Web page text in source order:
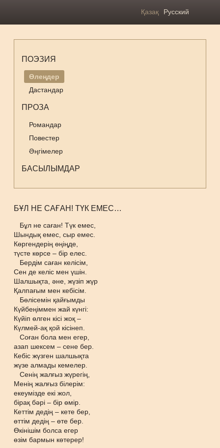
Қазақ Русский
ПОЭЗИЯ
Өлеңдер
Дастандар
ПРОЗА
Романдар
Повестер
Әңгімелер
БАСЫЛЫМДАР
БҰЛ НЕ САҒАН! ТҮК ЕМЕС…
Бұл не саған! Түк емес,
Шындық емес, сыр емес.
Көргендерің өңіңде,
түсте көрсе – бір елес.
Бердім саған келісім,
Сен де келіс мен үшін.
Шалшықта, әне, жүзіп жүр
Қалпағым мен кебісім.
Бөлісемін қайғымды
Күйбеңіммен жай күнгі:
Күйіп өлген кісі жоқ –
Күлмей-ақ қой кісінеп.
Соған бола мен егер,
азап шексем – сене бер.
Кебіс жүзген шалшықта
жүзе алмады кемелер.
Сенің жалғыз жүрегің,
Менің жалғыз білерім:
екеумізде екі жол,
бірақ бәрі – бір өмір.
Кеттім дедің – кете бер,
өттім дедің – өте бер.
Өкінішім болса егер
өзім бармын көтерер!